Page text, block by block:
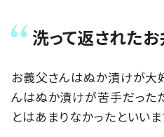
洗って返された
お義父さんはぬか漬けが大
んはぬか漬けが苦手だった
とはあまりなかったといいま